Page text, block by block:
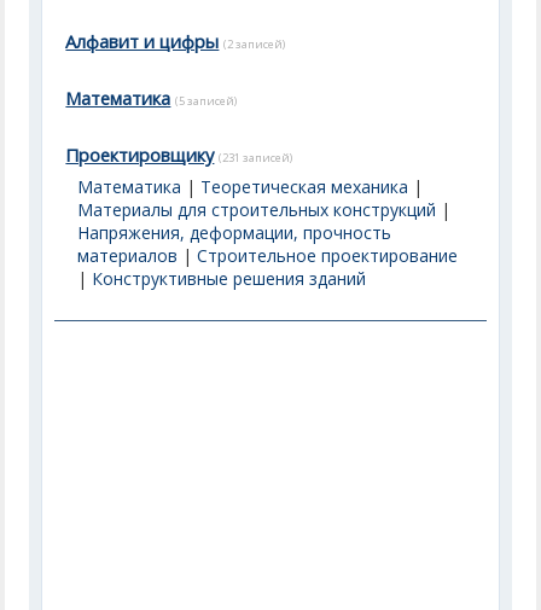
Алфавит и цифры (2 записей)
Математика (5 записей)
Проектировщику (231 записей)
Математика | Теоретическая механика |
Материалы для строительных конструкций |
Напряжения, деформации, прочность
материалов |Строительное проектирование
| Конструктивные решения зданий